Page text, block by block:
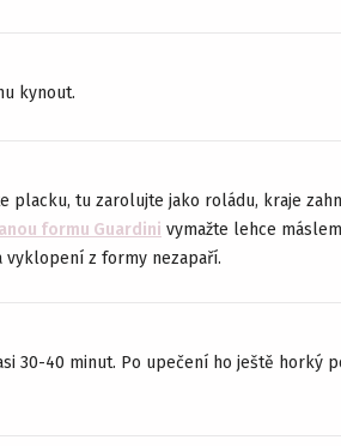
kynout.
placku, tu zarolujte jako roládu, kraje
formu Guardini vymažte lehce
vyklopení z formy nezapaří.
30-40 minut. Po upečení ho ještě horký